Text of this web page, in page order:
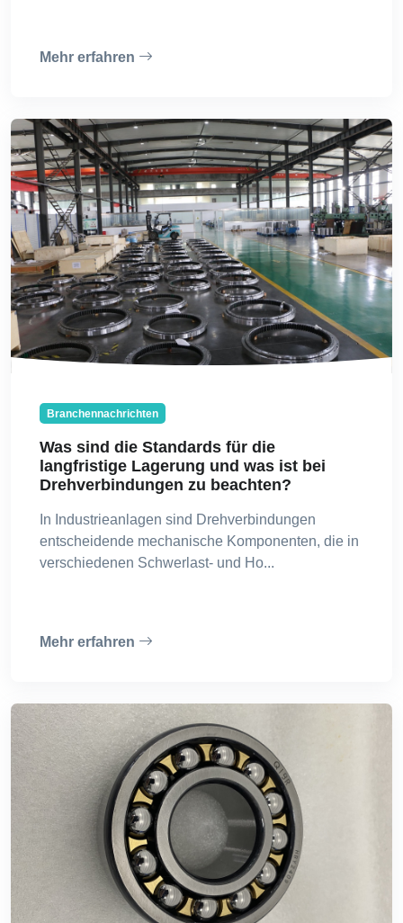
Mehr erfahren
Branchennachrichten
Was sind die Standards für die
langfristige Lagerung und was ist bei
Drehverbindungen zu beachten?
In Industrieanlagen sind Drehverbindungen
entscheidende mechanische Komponenten, die in
verschiedenen Schwerlast- und Ho...
Mehr erfahren